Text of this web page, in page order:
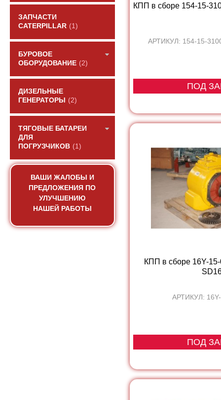
ЗАПЧАСТИ
CATERPILLAR (1)
БУРОВОЕ
ОБОРУДОВАНИЕ (2)
ДИЗЕЛЬНЫЕ
ГЕНЕРАТОРЫ
(2)
ТЯГОВЫЕ БАТАРЕИ
ДЛЯ
ПОГРУЗЧИКОВ (1)
ВАШИ ЖАЛОБЫ И
ПРЕДЛОЖЕНИЯ ПО
УЛУЧШЕНИЮ
НАШЕЙ РАБОТЫ
КПП в сборе 154-15-
АРТИКУЛ: 154-15-
ПОД
КПП в сборе 16Y-
АРТИКУЛ:
ПОД